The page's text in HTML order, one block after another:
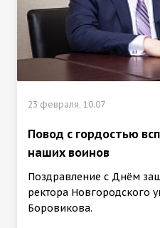
23 февраля, 10:07
Повод с гордостью
наших воинов
Поздравление с Днём
ректора Новгородского
Боровикова.